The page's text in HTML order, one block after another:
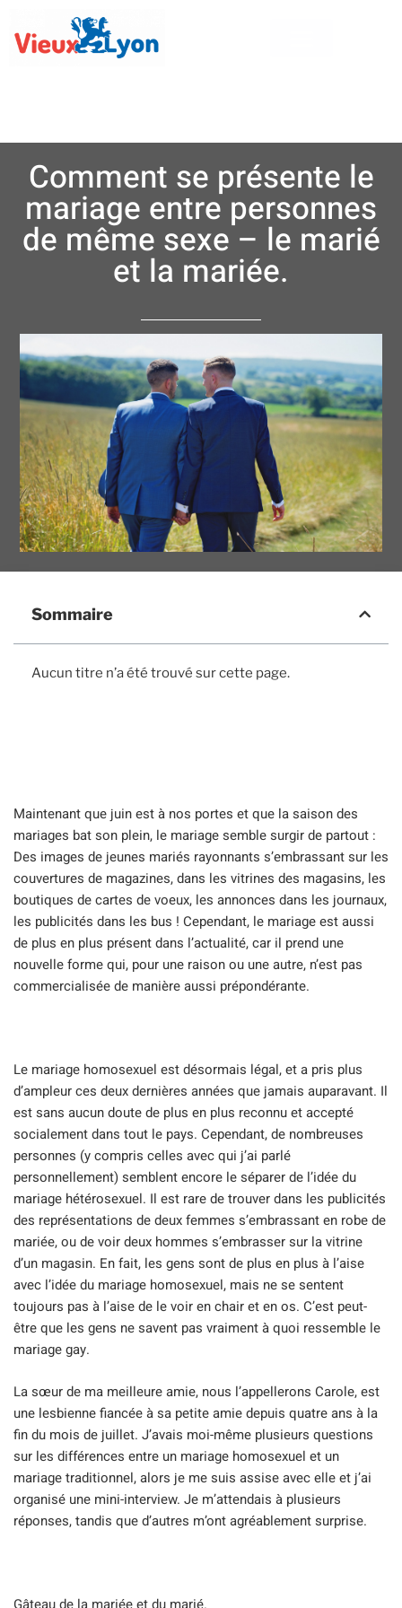
Comment se présente le
mariage entre personnes
de même sexe – le marié
et la mariée.
Sommaire
Aucun titre n’a été trouvé sur cette page.
Maintenant que juin est à nos portes et que la saison des
mariages bat son plein, le mariage semble surgir de partout :
Des images de jeunes mariés rayonnants s’embrassant sur les
couvertures de magazines, dans les vitrines des magasins, les
boutiques de cartes de voeux, les annonces dans les journaux,
les publicités dans les bus ! Cependant, le mariage est aussi
de plus en plus présent dans l’actualité, car il prend une
nouvelle forme qui, pour une raison ou une autre, n’est pas
commercialisée de manière aussi prépondérante.
Le mariage homosexuel est désormais légal, et a pris plus
d’ampleur ces deux dernières années que jamais auparavant. Il
est sans aucun doute de plus en plus reconnu et accepté
socialement dans tout le pays. Cependant, de nombreuses
personnes (y compris celles avec qui j’ai parlé
personnellement) semblent encore le séparer de l’idée du
mariage hétérosexuel. Il est rare de trouver dans les publicités
des représentations de deux femmes s’embrassant en robe de
mariée, ou de voir deux hommes s’embrasser sur la vitrine
d’un magasin. En fait, les gens sont de plus en plus à l’aise
avec l’idée du mariage homosexuel, mais ne se sentent
toujours pas à l’aise de le voir en chair et en os. C’est peut-
être que les gens ne savent pas vraiment à quoi ressemble le
mariage gay.
La sœur de ma meilleure amie, nous l’appellerons Carole, est
une lesbienne fiancée à sa petite amie depuis quatre ans à la
fin du mois de juillet. J’avais moi-même plusieurs questions
sur les différences entre un mariage homosexuel et un
mariage traditionnel, alors je me suis assise avec elle et j’ai
organisé une mini-interview. Je m’attendais à plusieurs
réponses, tandis que d’autres m’ont agréablement surprise.
Gâteau de la mariée et du marié.